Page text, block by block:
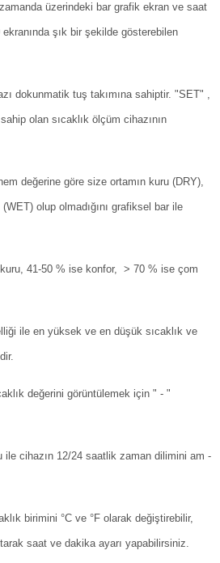
üzerindeki bar grafik ekran ve saat
şık bir şekilde gösterebilen
dokunmatik tuş takımına sahiptir. "SET" ,
olan sıcaklık ölçüm cihazının
değerine göre size ortamın kuru (DRY),
olup olmadığını grafiksel bar ile
41-50 % ise konfor, > 70 % ise çom
ile en yüksek ve en düşük sıcaklık ve
değerini görüntülemek için " - "
cihazın 12/24 saatlik zaman dilimini am -
birimini °C ve °F olarak değiştirebilir,
saat ve dakika ayarı yapabilirsiniz.